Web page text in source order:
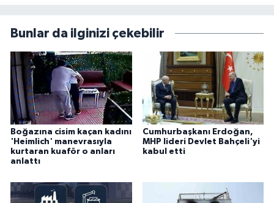
Bunlar da ilginizi çekebilir
Boğazına cisim kaçan kadını
'Heimlich' manevrasıyla
kurtaran kuaför o anları
anlattı
Cumhurbaşkanı Erdoğan,
MHP lideri Devlet Bahçeli'yi
kabul etti